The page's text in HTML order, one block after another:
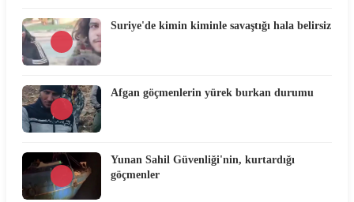
Suriye'de kimin kiminle savaştığı hala belirsiz
Afgan göçmenlerin yürek burkan durumu
Yunan Sahil Güvenliği'nin, kurtardığı
göçmenler